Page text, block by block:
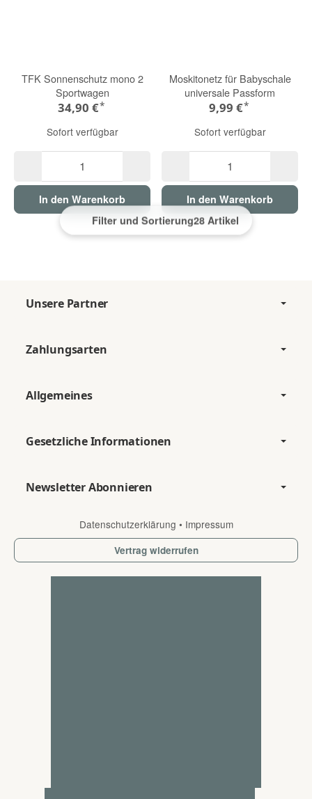
Filter und Sortierung28 Artikel
TFK Sonnenschutz mono 2
Sportwagen
34,90 €*
Sofort verfügbar
In den Warenkorb
Moskitonetz für Babyschale
universale Passform
9,99 €*
Sofort verfügbar
In den Warenkorb
Unsere Partner
Zahlungsarten
Allgemeines
Gesetzliche Informationen
Newsletter Abonnieren
Datenschutzerklärung • Impressum
Vertrag widerrufen